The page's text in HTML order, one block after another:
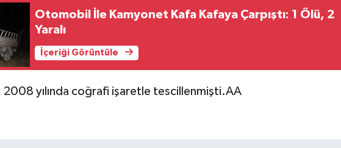
Otomobil İle Kamyonet Kafa Kafaya Çarpıştı: 1 Ölü, 2
Yaralı
İçeriği Görüntüle
2008 yılında coğrafi işaretle tescillenmişti.AA